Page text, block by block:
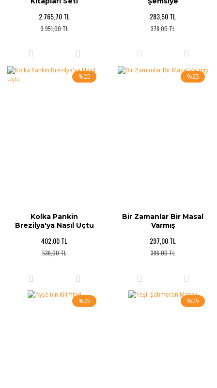
2.765,70 TL
3.951,00 TL
283,50 TL
378,00 TL
%25
Kolka Pankin
Brezilya'ya Nasıl Uçtu
402,00 TL
536,00 TL
%25
Bir Zamanlar Bir Masal
Varmış
297,00 TL
396,00 TL
%25 %25